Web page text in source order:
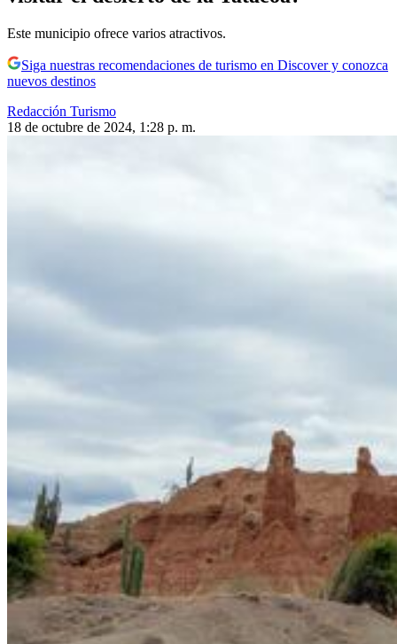
Este municipio ofrece varios atractivos.
Siga nuestras recomendaciones de turismo en Discover y conozca
nuevos destinos
Redacción Turismo
18 de octubre de 2024, 1:28 p. m.